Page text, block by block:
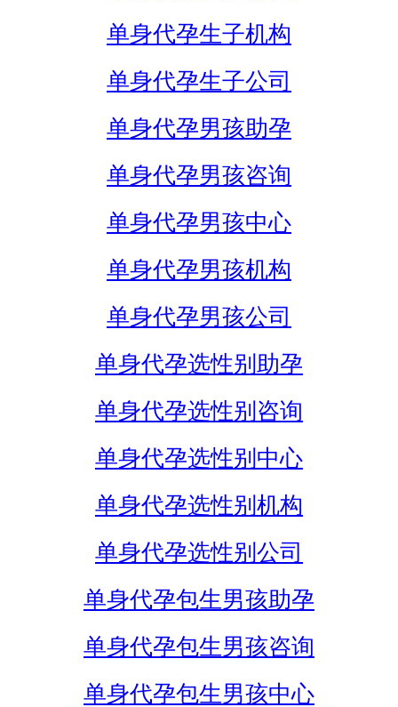
单身代孕生子机构
单身代孕生子公司
单身代孕男孩助孕
单身代孕男孩咨询
单身代孕男孩中心
单身代孕男孩机构
单身代孕男孩公司
单身代孕选性别助孕
单身代孕选性别咨询
单身代孕选性别中心
单身代孕选性别机构
单身代孕选性别公司
单身代孕包生男孩助孕
单身代孕包生男孩咨询
单身代孕包生男孩中心